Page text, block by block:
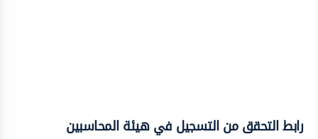
رابط التحقق من التسجيل في هيئة المحاسبين